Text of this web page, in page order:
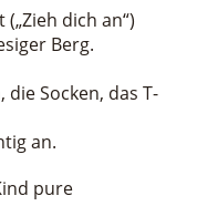
dich an“)
Berg.
Socken, das T-
an.
pure